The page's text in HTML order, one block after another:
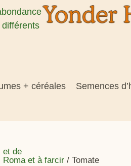
+ céréales Semences
et de
Roma et à farcir / Tomate